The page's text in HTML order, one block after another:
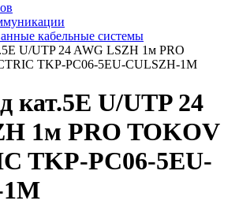
кабельные системы
U/UTP 24 AWG LSZH 1м PRO
TKP-PC06-5EU-CULSZH-1M
кат.5E U/UTP 24
1м PRO TOKOV
TKP-PC06-5EU-